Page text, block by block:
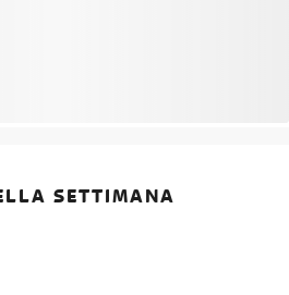
SETTIMANA